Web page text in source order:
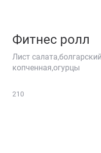
Фитнес ролл
Лист
копченная,огурцы
210